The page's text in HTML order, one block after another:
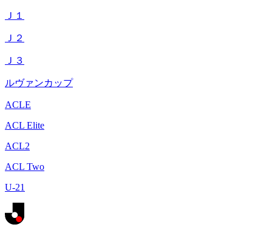
Ｊ１
Ｊ２
Ｊ３
ルヴァンカップ
ACLE
ACL Elite
ACL2
ACL Two
U-21